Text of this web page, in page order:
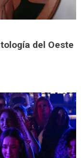
del Oeste